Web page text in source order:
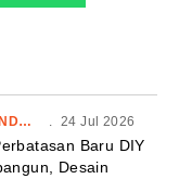
INSPIRASI INDONESIA . 24 Jul 2026
Baru DIY
Desain